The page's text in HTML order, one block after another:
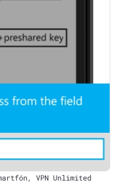
VPN Unlimited